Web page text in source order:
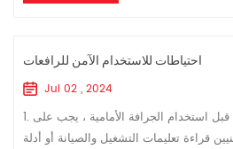
احتياطات للاستخدام الآمن للرافعات
Jul 02 , 2024
1. احتياطات السلامة العامة ① قبل استخدام الجرافة الأمامية ، يجب على
قراءة تعليمات التشغيل والصيانة أو أدلة